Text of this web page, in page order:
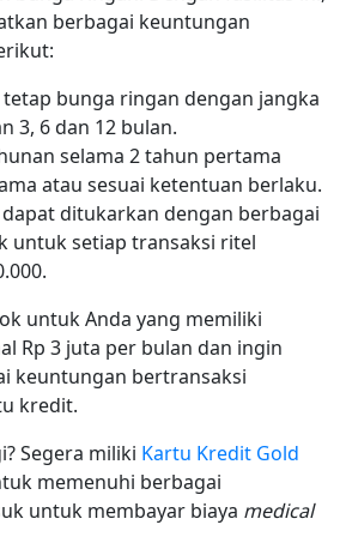
berbagai keuntungan
tetap bunga ringan dengan jangka
3, 6 dan 12 bulan.
selama 2 tahun pertama
atau sesuai ketentuan berlaku.
ditukarkan dengan berbagai
untuk setiap transaksi ritel
untuk Anda yang memiliki
Rp 3 juta per bulan dan ingin
keuntungan bertransaksi
kredit.
Segera miliki Kartu Kredit Gold
memenuhi berbagai
untuk membayar biaya medical